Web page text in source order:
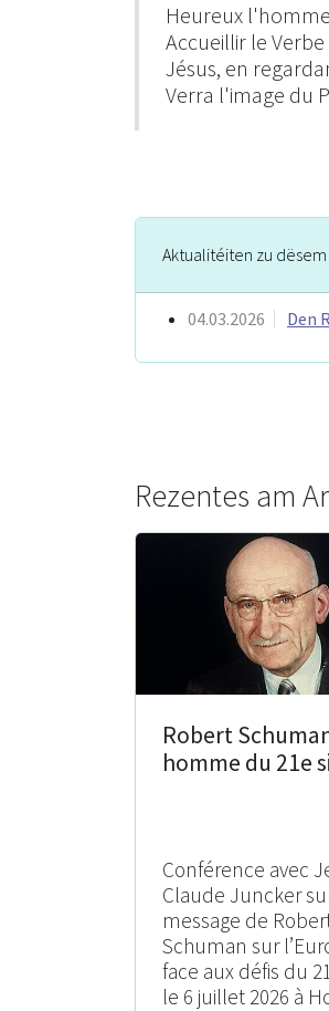
Heureux
Accueillir le
Jésus, en
Verra l'image du
Aktualitéiten zu
04.03.2026 Den
Rezentes am
Robert
homme du 21e
Conférence avec
Claude Juncker
message de
Schuman sur
face aux défis du
le 6 juillet 2026 à